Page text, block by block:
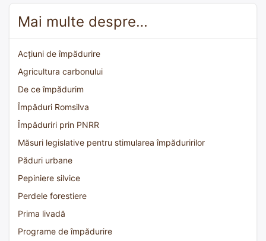
Mai multe despre…
Acțiuni de împădurire
Agricultura carbonului
De ce împădurim
Împăduri Romsilva
Împăduriri prin PNRR
Măsuri legislative pentru stimularea împăduririlor
Păduri urbane
Pepiniere silvice
Perdele forestiere
Prima livadă
Programe de împădurire